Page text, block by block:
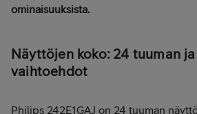
ominaisuuksista.
Näyttöjen koko: 24 tuuman
vaihtoehdot
Philips 242E1GAJ on 24 tuuman